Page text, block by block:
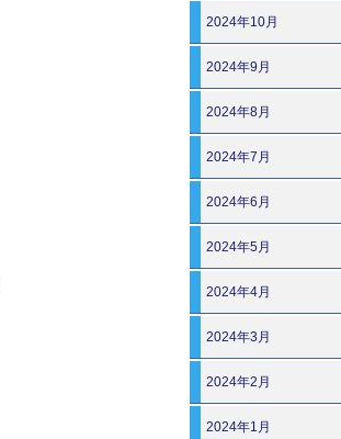
2024年10月
2024年9月
2024年8月
2024年7月
2024年6月
2024年5月
2024年4月
2024年3月
2024年2月
2024年1月